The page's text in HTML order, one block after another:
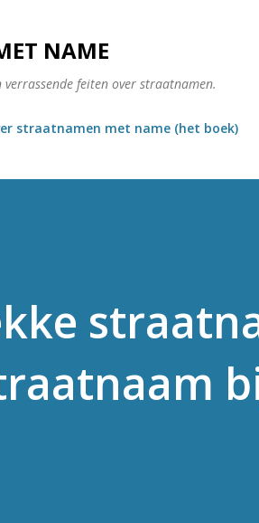
NAME
feiten over straatnamen.
straatnamen met name (het boek)